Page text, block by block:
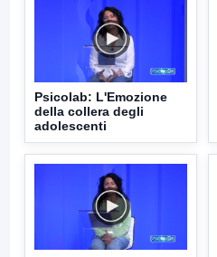
Psicolab: L'Emozione
della collera degli
adolescenti